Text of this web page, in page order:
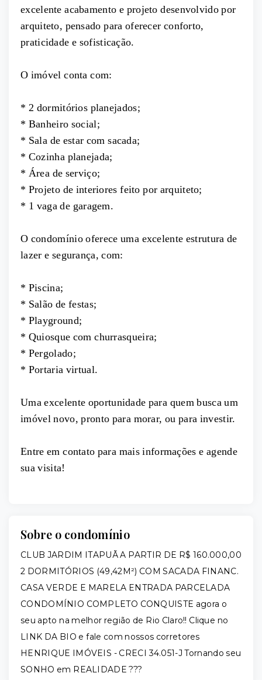
excelente acabamento e projeto desenvolvido por
arquiteto, pensado para oferecer conforto,
praticidade e sofisticação.
O imóvel conta com:
* 2 dormitórios planejados;
* Banheiro social;
* Sala de estar com sacada;
* Cozinha planejada;
* Área de serviço;
* Projeto de interiores feito por arquiteto;
* 1 vaga de garagem.
O condomínio oferece uma excelente estrutura de
lazer e segurança, com:
* Piscina;
* Salão de festas;
* Playground;
* Quiosque com churrasqueira;
* Pergolado;
* Portaria virtual.
Uma excelente oportunidade para quem busca um
imóvel novo, pronto para morar, ou para investir.
Entre em contato para mais informações e agende
sua visita!
Sobre o condomínio
CLUB JARDIM ITAPUÃ A PARTIR DE R$ 160.000,00
2 DORMITÓRIOS (49,42M²) COM SACADA FINANC.
CASA VERDE E MARELA ENTRADA PARCELADA
CONDOMÍNIO COMPLETO CONQUISTE agora o
seu apto na melhor região de Rio Claro!! Clique no
LINK DA BIO e fale com nossos corretores
HENRIQUE IMÓVEIS - CRECI 34.051-J Tornando seu
SONHO em REALIDADE ???